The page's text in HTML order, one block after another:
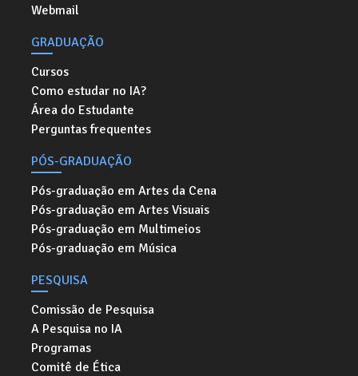
Webmail
GRADUAÇÃO
Cursos
Como estudar no IA?
Área do Estudante
Perguntas frequentes
PÓS-GRADUAÇÃO
Pós-graduação em Artes da Cena
Pós-graduação em Artes Visuais
Pós-graduação em Multimeios
Pós-graduação em Música
PESQUISA
Comissão de Pesquisa
A Pesquisa no IA
Programas
Comitê de Ética